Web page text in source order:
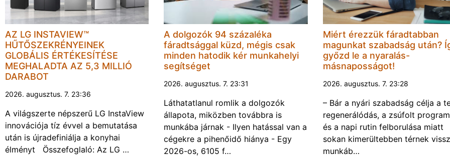
AZ LG INSTAVIEW™
HŰTŐSZEKRÉNYEINEK
GLOBÁLIS ÉRTÉKESÍTÉSE
MEGHALADTA AZ 5,3 MILLIÓ
DARABOT
2026. augusztus. 7. 23:36
A világszerte népszerű LG InstaView
innovációja tíz évvel a bemutatása
után is újradefiniálja a konyhai
élményt Összefoglaló: Az LG …
A dolgozók 94 százaléka
fáradtsággal küzd, mégis csak
minden hatodik kér munkahelyi
segítséget
2026. augusztus. 7. 23:31
Láthatatlanul romlik a dolgozók
állapota, miközben továbbra is
munkába járnak - Ilyen hatással van a
cégekre a pihenőidő hiánya - Egy
2026-os, 6105 f…
Miért érezzük fáradtabban
magunkat szabadság után?
győzd le a nyaralás-
másnaposságot!
2026. augusztus. 7. 23:28
– Bár a nyári szabadság célja a
regenerálódás, a zsúfolt
és a napi rutin felborulása miatt
sokan kimerültebben térnek
munkáb…